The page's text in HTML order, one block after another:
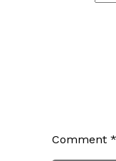
Comment *